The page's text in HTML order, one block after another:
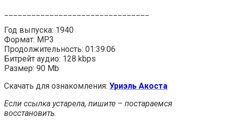
Год выпуска: 1940
Формат: MP3
Продолжительность: 01:39:06
Битрейт аудио: 128 kbps
Размер: 90 Mb
Скачать для ознакомления: Уриэль Акоста
Если ссылка устарела, пишите – постараемся
восстановить.